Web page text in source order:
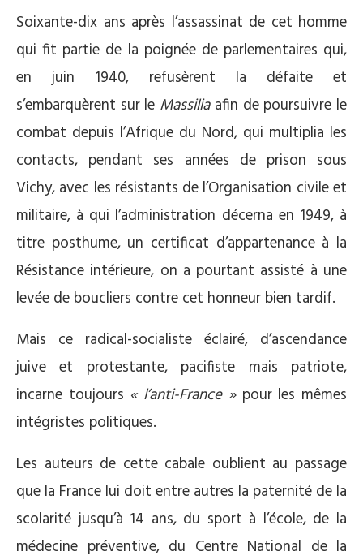
Soixante-dix ans après l’assassinat de cet homme
qui fit partie de la poignée de parlementaires qui,
en juin 1940, refusèrent la défaite et
s’embarquèrent sur le Massiliaafin de poursuivre le
combat depuis l’Afrique du Nord, qui multiplia les
contacts, pendant ses années de prison sous
Vichy, avec les résistants de l’Organisation civile et
militaire, à qui l’administration décerna en 1949, à
titre posthume, un certificat d’appartenance à la
Résistance intérieure, on a pourtant assisté à une
levée de boucliers contre cet honneur bien tardif.
Mais ce radical-socialiste éclairé, d’ascendance
juive et protestante, pacifiste mais patriote,
incarne toujours « l’anti-France »pour les mêmes
intégristes politiques.
Les auteurs de cette cabale oublient au passage
que la France lui doit entre autres la paternité de la
scolarité jusqu’à 14 ans, du sport à l’école, de la
médecine préventive, du Centre National de la